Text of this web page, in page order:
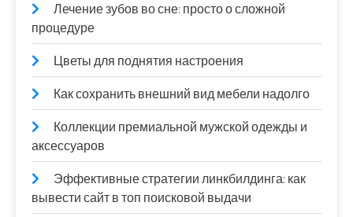
Лечение зубов во сне: просто о сложной
процедуре
Цветы для поднятия настроения
Как сохранить внешний вид мебели надолго
Коллекции премиальной мужской одежды и
аксессуаров
Эффективные стратегии линкбилдинга: как
вывести сайт в топ поисковой выдачи